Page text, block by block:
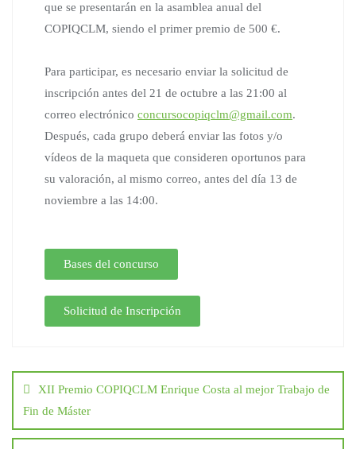
que se presentarán en la asamblea anual del
COPIQCLM, siendo el primer premio de 500 €.
Para participar, es necesario enviar la solicitud de
inscripción antes del 21 de octubre a las 21:00 al
correo electrónico concursocopiqclm@gmail.com.
Después, cada grupo deberá enviar las fotos y/o
vídeos de la maqueta que consideren oportunos para
su valoración, al mismo correo, antes del día 13 de
noviembre a las 14:00.
Bases del concurso
Solicitud de Inscripción
XII Premio COPIQCLM Enrique Costa al mejor Trabajo de
Fin de Máster